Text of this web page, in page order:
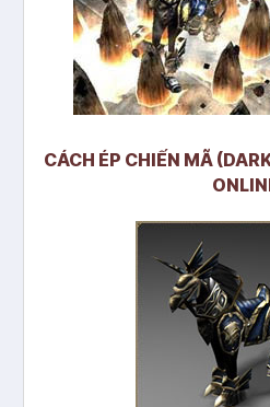
CÁCH ÉP CHIẾN MÃ